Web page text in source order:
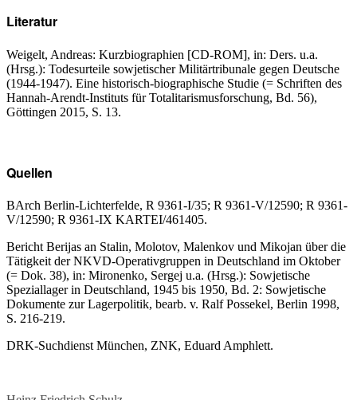
Literatur
Weigelt, Andreas: Kurzbiographien [CD-ROM], in: Ders. u.a.
(Hrsg.): Todesurteile sowjetischer Militärtribunale gegen Deutsche
(1944-1947). Eine historisch-biographische Studie (= Schriften des
Hannah-Arendt-Instituts für Totalitarismusforschung, Bd. 56),
Göttingen 2015, S. 13.
Quellen
BArch Berlin-Lichterfelde, R 9361-I/35; R 9361-V/12590; R 9361-
V/12590; R 9361-IX KARTEI/461405.
Bericht Berijas an Stalin, Molotov, Malenkov und Mikojan über die
Tätigkeit der NKVD-Operativgruppen in Deutschland im Oktober
(= Dok. 38), in: Mironenko, Sergej u.a. (Hrsg.): Sowjetische
Speziallager in Deutschland, 1945 bis 1950, Bd. 2: Sowjetische
Dokumente zur Lagerpolitik, bearb. v. Ralf Possekel, Berlin 1998,
S. 216-219.
DRK-Suchdienst München, ZNK, Eduard Amphlett.